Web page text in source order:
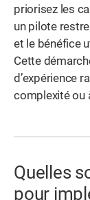
priorisez les
un pilote
et le bénéfice
Cette
d’expérience
complexité ou
Quelles
pour